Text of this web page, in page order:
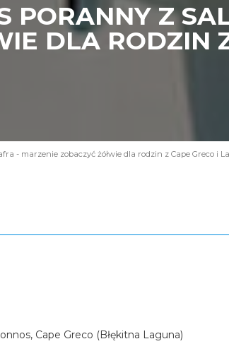
PORANNY Z
DLA RODZIN
- marzenie zobaczyć żółwie dla rodzin z Cape Greco i
Cape Greco (Błękitna Laguna)